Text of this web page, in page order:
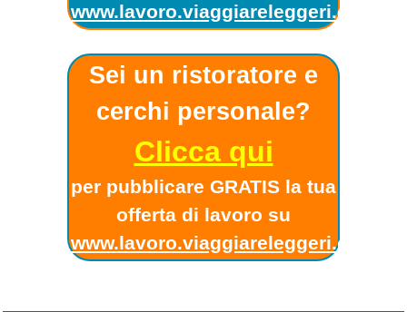
www.lavoro.viaggiareleggeri.com
Sei un ristoratore e
cerchi personale?
Clicca qui
per pubblicare GRATIS la tua
offerta di lavoro su
www.lavoro.viaggiareleggeri.com